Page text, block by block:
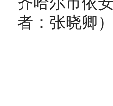
者：张晓卿）